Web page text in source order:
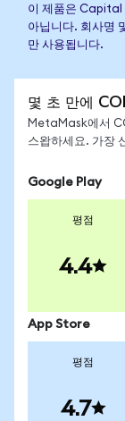
이 제품은 Capital
아닙니다. 회사명
만 사용됩니다.
몇 초 만에
MetaMask에서
스왑하세요. 가장
Google Play
평점
4.4
App Store
평점
4.7